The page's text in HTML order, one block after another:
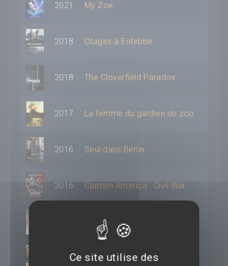
2021 My Zoe
2018 Otages à Entebbe
2018 The Cloverfield Paradox
2017 La femme du gardien de zoo
2016 Seul dans Berlin
2016 Captain America : Civil War
2015 La femme au tableau
Ce site utilise des